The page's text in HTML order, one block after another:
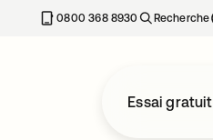
0800 368 8930 Recherche
Essai gratuit